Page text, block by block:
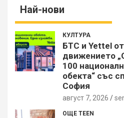
Най-нови
КУЛТУРА
БТС и Yettel
движението
100
обекта“ със
София
август 7, 2026
ОЩЕ TEEN